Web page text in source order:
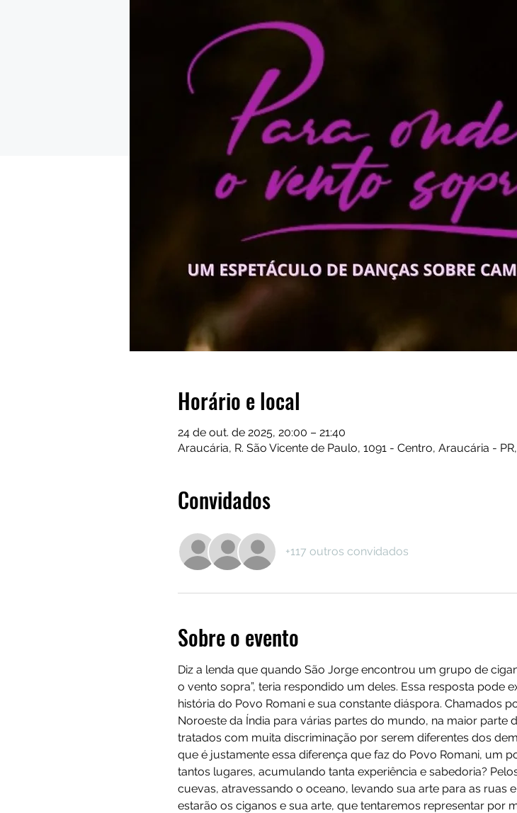
Horário e local
24 de out. de 2025, 20:00 – 21:40
Araucária, R. São Vicente de Paulo, 1091 - Centro, Araucária -
Convidados
+117 outros convidados
Sobre o evento
Diz a lenda que quando São Jorge encontrou um grupo de
o vento sopra”, teria respondido um deles. Essa resposta pode
história do Povo Romani e sua constante diáspora. Chamados
Noroeste da Índia para várias partes do mundo, na maior parte
tratados com muita discriminação por serem diferentes dos
que é justamente essa diferença que faz do Povo Romani, um
tantos lugares, acumulando tanta experiência e sabedoria?
cuevas, atravessando o oceano, levando sua arte para as ruas
estarão os ciganos e sua arte, que tentaremos representar por